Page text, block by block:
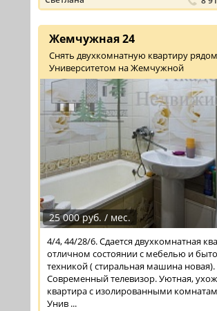
Жемчужная 24
Снять двухкомнатную квартиру
Университетом на Жемчужной
25 000 руб. / мес.
4/4, 44/28/6. Сдается двухкомнатная
отличном состоянии с мебелью и
техникой ( стиральная машина новая).
Современный телевизор. Уютная,
квартира с изолированными
Унив ...